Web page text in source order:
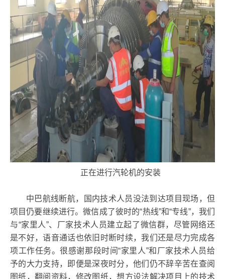
正在进行汽轮机的安装
中巴航线断航，国内技术人员没法到达项目现场，但
项目仍要继续进行。微信成了彼时的“热线”和“专线”，我们
与“家里人”、厂家技术人员建立起了微信群，尽管网络还
是不好，语音通话也依旧时断时续，我们还是尽力完成各
项工作任务。很感谢那段时间“家里人”和厂家技术人员给
予的大力支持，即便是深夜时分，他们仍不辞辛苦在查阅
图纸，翻阅资料，修改图纸，想方设法解决项目上的技术